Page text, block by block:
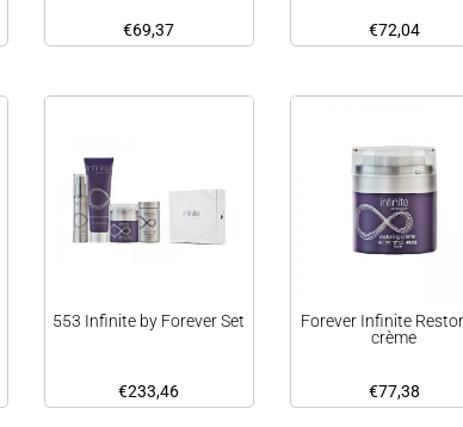
€69,37 €72,04
553 Infinite by Forever Set
€233,46
Forever Infinite
crème
€77,38